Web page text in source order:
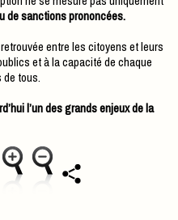
de sanctions prononcées.
entre les citoyens et leurs
et à la capacité de chaque
tous.
l’un des grands enjeux de la